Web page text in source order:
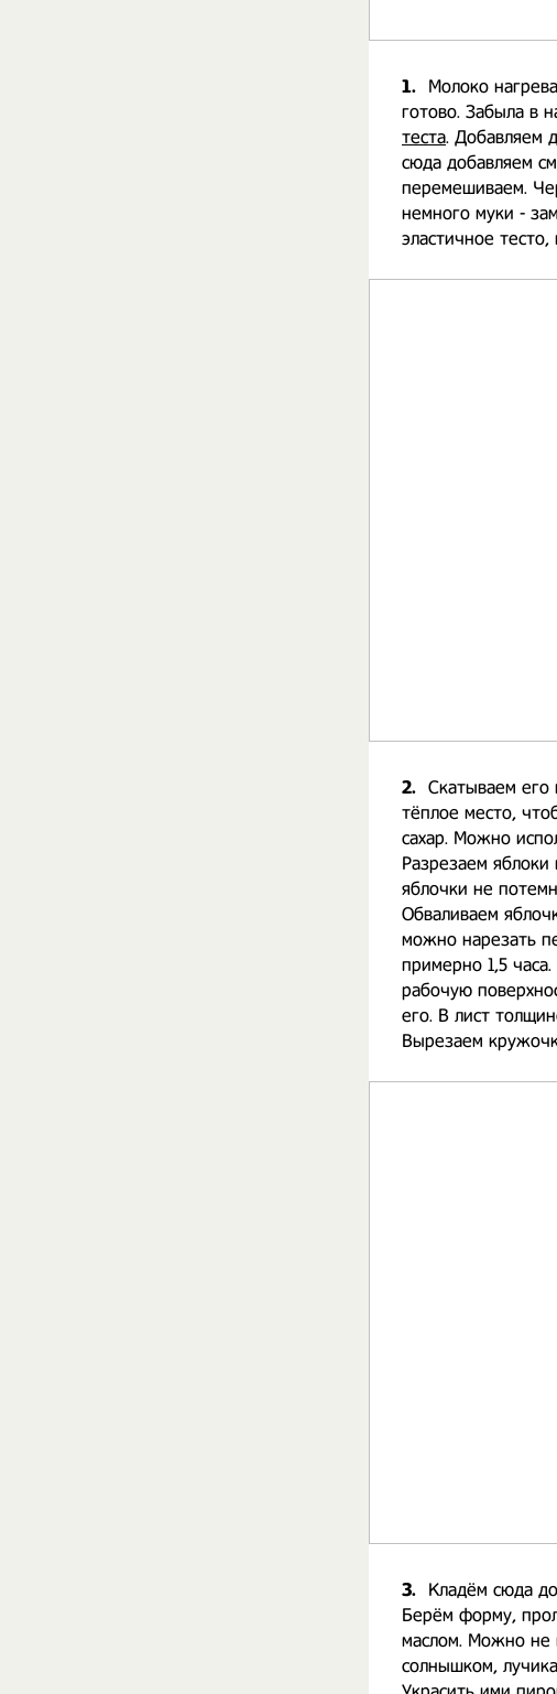
1.
Молоко
готово. Забыла в
теста. Добавляем
сюда добавляем
перемешиваем.
немного муки -
эластичное
2. Скатываем его
тёплое место,
сахар. Можно
Разрезаем
яблочки не
Обваливаем
можно нарезать
примерно 1,5
рабочую
его. В лист
Вырезаем
3.
Кладём сюда
Берём форму,
маслом. Можно не
солнышком,